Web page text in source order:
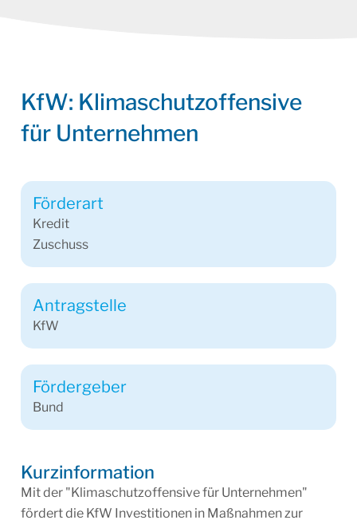
KfW: Klimaschutzoffensive
für Unternehmen
Kurzinformation
Mit der "Klimaschutzoffensive für Unternehmen"
fördert die KfW Investitionen in Maßnahmen zur
Förderart
Kredit
Zuschuss
Antragstelle
KfW
Fördergeber
Bund